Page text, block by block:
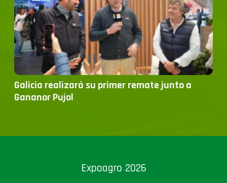
Galicia realizará su primer remate junto a
Gananor Pujol
Expoagro 2026